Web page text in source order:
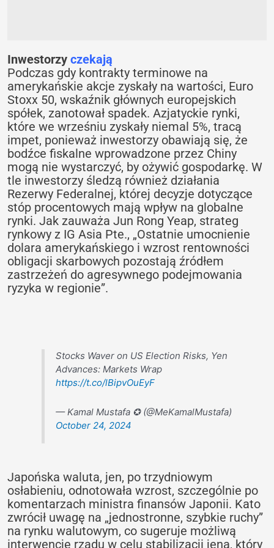
Inwestorzyczekają
Podczas gdy kontrakty terminowe na
amerykańskie akcje zyskały na wartości, Euro
Stoxx 50, wskaźnik głównych europejskich
spółek, zanotował spadek. Azjatyckie rynki,
które we wrześniu zyskały niemal 5%, tracą
impet, ponieważ inwestorzy obawiają się, że
bodźce fiskalne wprowadzone przez Chiny
mogą nie wystarczyć, by ożywić gospodarkę. W
tle inwestorzy śledzą również działania
Rezerwy Federalnej, której decyzje dotyczące
stóp procentowych mają wpływ na globalne
rynki. Jak zauważa Jun Rong Yeap, strateg
rynkowy z IG Asia Pte., „Ostatnie umocnienie
dolara amerykańskiego i wzrost rentowności
obligacji skarbowych pozostają źródłem
zastrzeżeń do agresywnego podejmowania
ryzyka w regionie”.
Stocks Waver on US Election Risks, Yen
Advances: Markets Wrap
https://t.co/lBipvOuEyF
— Kamal Mustafa ✪ (@MeKamalMustafa)
October 24, 2024
Japońska waluta, jen, po trzydniowym
osłabieniu, odnotowała wzrost, szczególnie po
komentarzach ministra finansów Japonii. Kato
zwrócił uwagę na „jednostronne, szybkie ruchy”
na rynku walutowym, co sugeruje możliwą
interwencję rządu w celu stabilizacji jena, który